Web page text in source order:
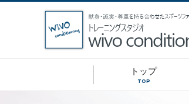
トップ
TOP